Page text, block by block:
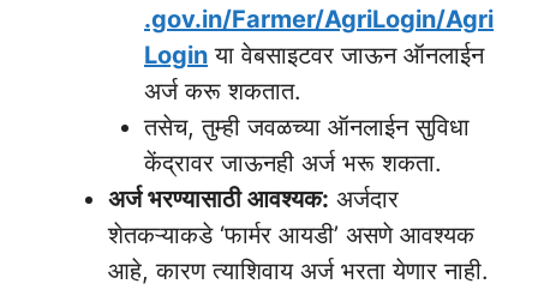
.gov.in/Farmer/AgriLogin/Agri
Login या वेबसाइटवर जाऊन ऑनलाईन
अर्ज करू शकतात.
तसेच, तुम्ही जवळच्या ऑनलाईन सुविधा
केंद्रावर जाऊनही अर्ज भरू शकता.
अर्ज भरण्यासाठी आवश्यक: अर्जदार
शेतकऱ्याकडे ‘फार्मर आयडी’ असणे आवश्यक
आहे, कारण त्याशिवाय अर्ज भरता येणार नाही.